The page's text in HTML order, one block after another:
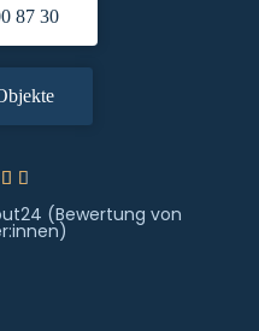
87 30
 
(Bewertung von